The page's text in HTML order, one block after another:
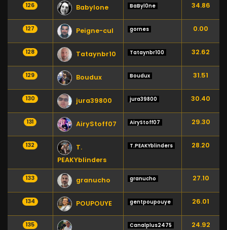
126 Babylone BaByl0ne 34.86
127 Peigne-cul gornes 0.00
128 Tataynbr10 Tataynbr100 32.62
129 Boudux Boudux 31.51
130 jura39800 jura39800 30.40
131 AiryStoff07 AiryStoff07 29.30
132
T.
PEAKYblinders
T.PEAKYblinders 28.20
133 granucho granucho 27.10
134 POUPOUYE gentpoupouye 26.01
135 Canalplus2475 24.92